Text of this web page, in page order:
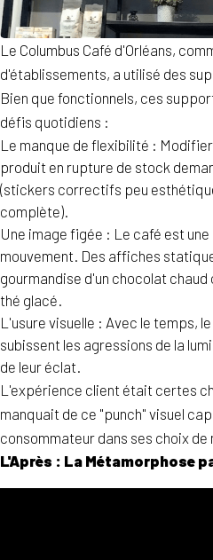
Le Columbus Café d'Orléans,
d'établissements, a utilisé des
Bien que fonctionnels, ces
défis quotidiens :
Le manque de flexibilité :
produit en rupture de stock
(stickers correctifs peu
complète).
Une image figée : Le café est une
mouvement. Des affiches
gourmandise d'un chocolat chaud
thé glacé.
L'usure visuelle : Avec le temps,
subissent les agressions de la
de leur éclat.
L'expérience client était certes
manquait de ce "punch" visuel
consommateur dans ses choix
L'Après : La Métamorphose